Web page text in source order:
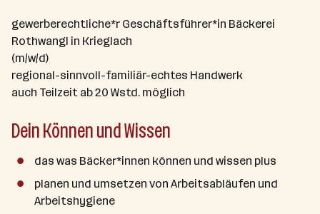
e
n
e
b
e
r
e
i
t
e
r
i
n
o
r
t
e
gewerberechtliche*r Geschäftsführer*in Bäckerei
Rothwangl in Krieglach
(m/w/d)
regional-sinnvoll-familiär-echtes Handwerk
auch Teilzeit ab 20 Wstd. möglich
Dein Können und Wissen
das was Bäcker*innen können und wissen plus
planen und umsetzen von Arbeitsabläufen und
Arbeitshygiene